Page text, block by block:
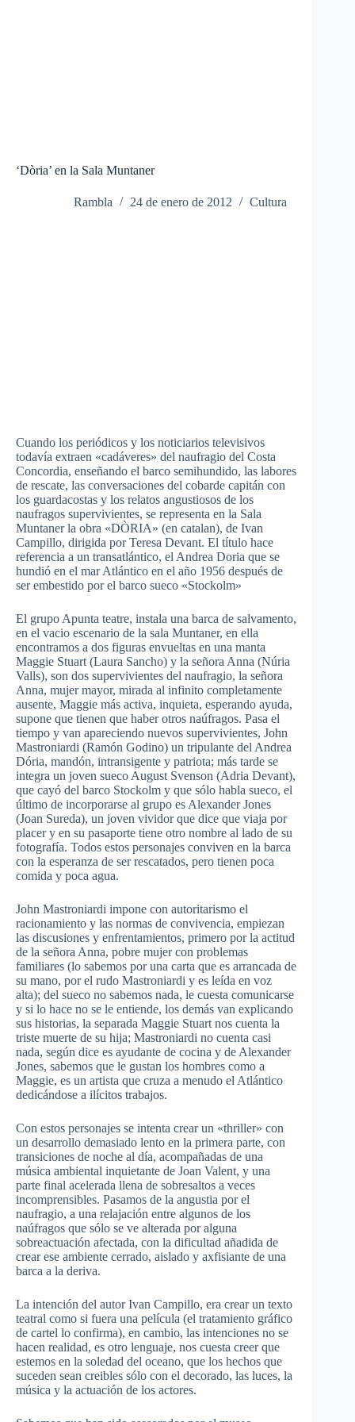
‘Dòria’ en la Sala Muntaner
Rambla 24 de enero de 2012 Cultura
Cuando los periódicos y los noticiarios televisivos
todavía extraen «cadáveres» del naufragio del Costa
Concordia, enseñando el barco semihundido, las labores
de rescate, las conversaciones del cobarde capitán con
los guardacostas y los relatos angustiosos de los
naufragos supervivientes, se representa en la Sala
Muntaner la obra «DÒRIA» (en catalan), de Ivan
Campillo, dirigida por Teresa Devant. El título hace
referencia a un transatlántico, el Andrea Doria que se
hundió en el mar Atlántico en el año 1956 después de
ser embestido por el barco sueco «Stockolm»
El grupo Apunta teatre, instala una barca de salvamento,
en el vacio escenario de la sala Muntaner, en ella
encontramos a dos figuras envueltas en una manta
Maggie Stuart (Laura Sancho) y la señora Anna (Núria
Valls), son dos supervivientes del naufragio, la señora
Anna, mujer mayor, mirada al infinito completamente
ausente, Maggie más activa, inquieta, esperando ayuda,
supone que tienen que haber otros naúfragos. Pasa el
tiempo y van apareciendo nuevos supervivientes, John
Mastroniardi (Ramón Godino) un tripulante del Andrea
Dória, mandón, intransigente y patriota; más tarde se
integra un joven sueco August Svenson (Adria Devant),
que cayó del barco Stockolm y que sólo habla sueco, el
último de incorporarse al grupo es Alexander Jones
(Joan Sureda), un joven vividor que dice que viaja por
placer y en su pasaporte tiene otro nombre al lado de su
fotografía. Todos estos personajes conviven en la barca
con la esperanza de ser rescatados, pero tienen poca
comida y poca agua.
John Mastroniardi impone con autoritarismo el
racionamiento y las normas de convivencia, empiezan
las discusiones y enfrentamientos, primero por la actitud
de la señora Anna, pobre mujer con problemas
familiares (lo sabemos por una carta que es arrancada de
su mano, por el rudo Mastroniardi y es leída en voz
alta); del sueco no sabemos nada, le cuesta comunicarse
y si lo hace no se le entiende, los demás van explicando
sus historias, la separada Maggie Stuart nos cuenta la
triste muerte de su hija; Mastroniardi no cuenta casi
nada, según dice es ayudante de cocina y de Alexander
Jones, sabemos que le gustan los hombres como a
Maggie, es un artista que cruza a menudo el Atlántico
dedicándose a ilícitos trabajos.
Con estos personajes se intenta crear un «thriller» con
un desarrollo demasiado lento en la primera parte, con
transiciones de noche al día, acompañadas de una
música ambiental inquietante de Joan Valent, y una
parte final acelerada llena de sobresaltos a veces
incomprensibles. Pasamos de la angustia por el
naufragio, a una relajación entre algunos de los
naúfragos que sólo se ve alterada por alguna
sobreactuación afectada, con la dificultad añadida de
crear ese ambiente cerrado, aislado y axfisiante de una
barca a la deriva.
La intención del autor Ivan Campillo, era crear un texto
teatral como si fuera una película (el tratamiento gráfico
de cartel lo confirma), en cambio, las intenciones no se
hacen realidad, es otro lenguaje, nos cuesta creer que
estemos en la soledad del oceano, que los hechos que
suceden sean creibles sólo con el decorado, las luces, la
música y la actuación de los actores.